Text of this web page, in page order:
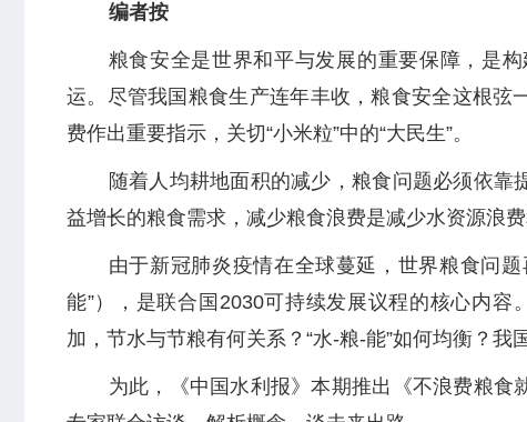
编者按
粮食安全是世界和平与发展的重要保障，是
运。尽管我国粮食生产连年丰收，粮食安全这根弦
费作出重要指示，关切“小米粒”中的“大民生”。
随着人均耕地面积的减少，粮食问题必须依靠
益增长的粮食需求，减少粮食浪费是减少水资源浪
由于新冠肺炎疫情在全球蔓延，世界粮食问
能”），是联合国2030可持续发展议程的核心内容
加，节水与节粮有何关系？“水-粮-能”如何均衡？我
为此，《中国水利报》本期推出《不浪费粮